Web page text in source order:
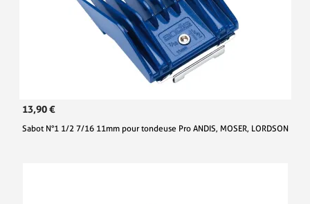
13,90 €
Sabot N°1 1/2 7/16 11mm pour tondeuse Pro ANDIS, MOSER, LORDSON